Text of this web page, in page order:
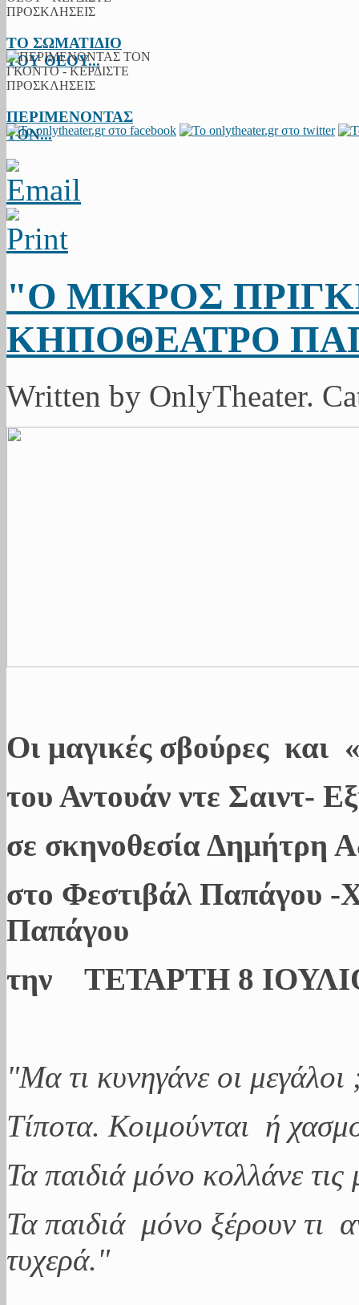
ΤΟ ΣΩΜΑΤΙΔΙΟ
ΤΟΥ ΘΕΟΥ...
ΠΕΡΙΜΕΝΟΝΤΑΣ
ΤΟΝ...
"Ο ΜΙΚΡΟΣ
ΚΗΠΟΘΕΑΤΡΟ
Written by OnlyTheater.
Οι μαγικές σβούρες και
του Αντουάν ντε Σαιντ-
σε σκηνοθεσία Δημήτρη
στο Φεστιβάλ Παπάγου
Παπάγου
την ΤΕΤΑΡΤΗ 8
"Μα τι κυνηγάνε οι μεγάλοι
Τίποτα. Κοιμούνται ή
Τα παιδιά μόνο κολλάνε τις
Τα παιδιά μόνο ξέρουν τι
τυχερά."